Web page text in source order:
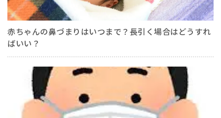
赤ちゃんの鼻づまりはいつまで？長引く場合はどうすれ
ばいい？